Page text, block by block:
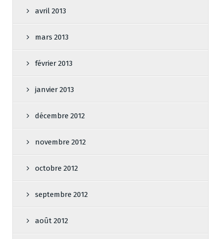
avril 2013
mars 2013
février 2013
janvier 2013
décembre 2012
novembre 2012
octobre 2012
septembre 2012
août 2012